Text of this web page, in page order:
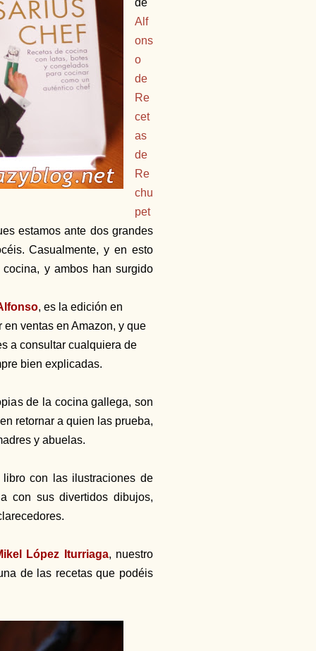
de
Alf
ons
o
de
Re
cet
as
de
Re
chu
pet
estamos ante dos grandes
Casualmente, y en esto
y ambos han surgido
, es la edición en
ventas en Amazon, y que
a consultar cualquiera de
bien explicadas.
de la cocina gallega, son
retornar a quien las prueba,
y abuelas.
con las ilustraciones de
con sus divertidos dibujos,
López Iturriaga, nuestro
de las recetas que podéis